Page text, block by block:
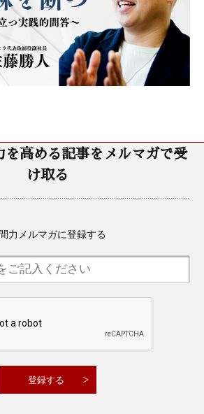
を高める記事をメルマガで受
け取る
力メルマガに登録する